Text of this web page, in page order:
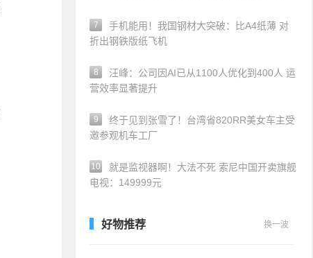
7
手机能用！我国钢材大突破：比A4纸薄 对
折出钢铁版纸飞机
8
汪峰：公司因AI已从1100人优化到400人 运
营效率显著提升
9
终于见到张雪了！台湾省820RR美女车主受
邀参观机车工厂
10
就是监视器啊！大法不死 索尼中国开卖旗舰
电视：149999元
好物推荐 换一波